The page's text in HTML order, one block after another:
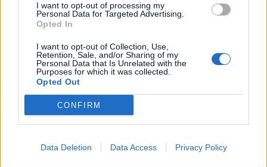
I want to opt-out of processing my
Personal Data for Targeted Advertising.
Opted In
I want to opt-out of Collection, Use,
Retention, Sale, and/or Sharing of my
Personal Data that Is Unrelated with the
Purposes for which it was collected.
Opted Out
CONFIRM
Data Deletion Data Access Privacy Policy